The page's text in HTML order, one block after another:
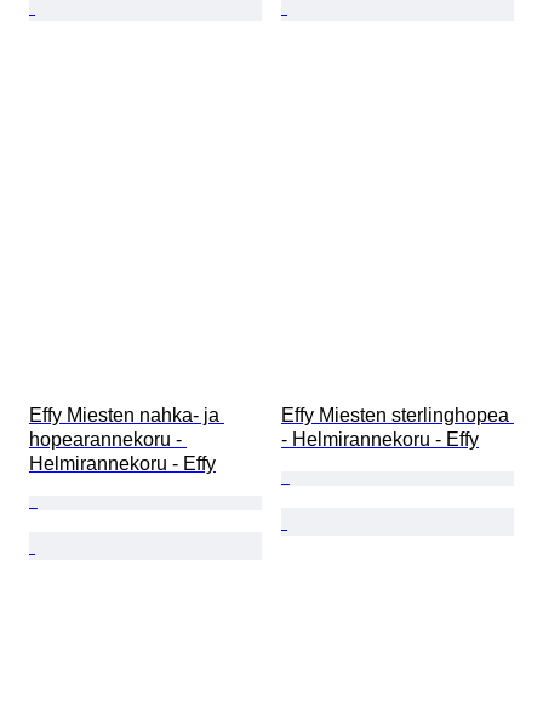
Effy Miesten nahka- ja
hopearannekoru -
Helmirannekoru - Effy
Effy Miesten sterlinghopea
- Helmirannekoru - Effy